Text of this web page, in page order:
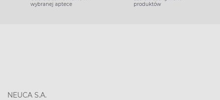
wybranej aptece
produktów
NEUCA S.A.